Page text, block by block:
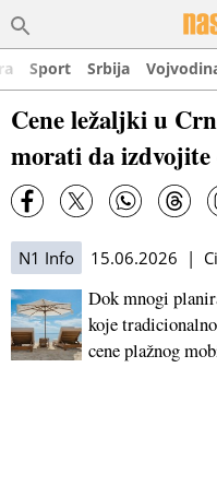
Sport Srbija
Cene ležaljki u
morati da izdvojite
N1 Info 15.06.2026 |
Dok mnogi
koje
cene plažnog